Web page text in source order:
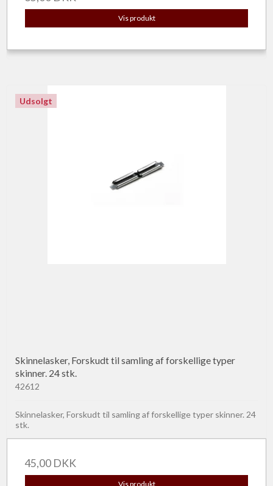
Vis produkt
Udsolgt
Skinnelasker, Forskudt til samling af forskellige typer
skinner. 24 stk.
42612
Skinnelasker, Forskudt til samling af forskellige typer skinner. 24
stk.
45,00 DKK
Vis produkt